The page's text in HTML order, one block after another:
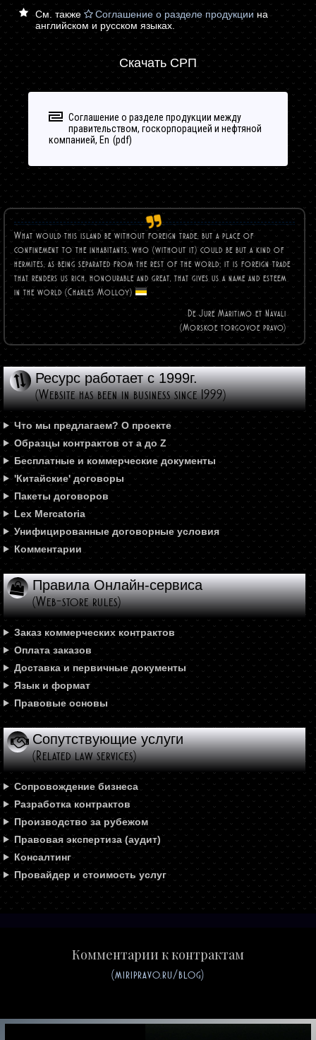
См. также
Соглашение о разделе продукции на
английском и русском языках.
Скачать СРП
Соглашение о разделе продукции между
правительством, госкорпорацией и нефтяной
компанией, En
What would this island be without foreign trade, but a place of
confinement to the inhabitants, who (without it) could be but a kind of
hermites, as being separated from the rest of the world; it is foreign trade
that renders us rich, honourable and great, that gives us a name and esteem
in the world (CharlesMolloy)
De Jure Maritimo et Navali
(Morskoe torgovoe pravo)
Ресурс работает с 1999г.
(Website has been in business since 1999)
Что мы предлагаем? О проекте
Образцы контрактов от а до Z
Бесплатные и коммерческие документы
'Китайские' договоры
Пакеты договоров
Lex Mercatoria
Унифицированные договорные условия
Комментарии
Правила Онлайн-сервиса
(Web-store rules)
Заказ коммерческих контрактов
Оплата заказов
Доставка и первичные документы
Язык и формат
Правовые основы
Сопутствующие услуги
(Related law services)
Сопровождение бизнеса
Разработка контрактов
Производство за рубежом
Правовая экспертиза (аудит)
Консалтинг
Провайдер и стоимость услуг
Комментарии к контрактам
(miripravo.ru/blog)